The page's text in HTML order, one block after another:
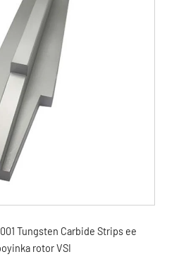
Tungsten Carbide Strips ee
rotor VSI